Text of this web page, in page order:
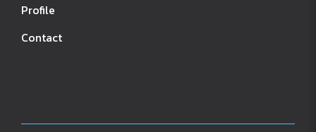
Profile
Contact